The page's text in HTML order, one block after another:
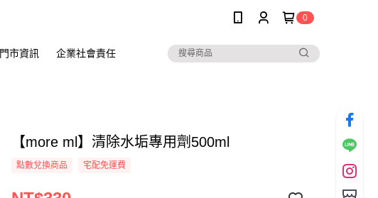
0
門市資訊 企業社會責任
【more ml】清除水垢專用劑500ml
點數兌換商品 宅配免運費